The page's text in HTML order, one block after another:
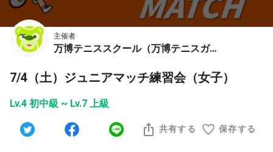
主催者
万博テニススクール（万博テニスガーデン）
7/4（土）ジュニアマッチ練習会（女子）
Lv.4 初中級 ~ Lv.7 上級
共有する 保存する